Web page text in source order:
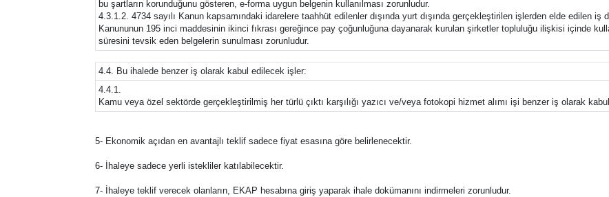
bu şartların korunduğunu gösteren, e-forma uygun belgenin kullanılması zorunludur.
4.3.1.2. 4734 sayılı Kanun kapsamındaki idarelere taahhüt edilenler dışında yurt dışında gerçekleştirilen işlerden elde edilen
Kanununun 195 inci maddesinin ikinci fıkrası gereğince pay çoğunluğuna dayanarak kurulan şirketler topluluğu ilişkisi içinde
süresini tevsik eden belgelerin sunulması zorunludur.
4.4. Bu ihalede benzer iş olarak kabul edilecek işler:
4.4.1.
Kamu veya özel sektörde gerçekleştirilmiş her türlü çıktı karşılığı yazıcı ve/veya fotokopi hizmet alımı işi benzer iş olarak
5- Ekonomik açıdan en avantajlı teklif sadece fiyat esasına göre belirlenecektir.
6- İhaleye sadece yerli istekliler katılabilecektir.
7- İhaleye teklif verecek olanların, EKAP hesabına giriş yaparak ihale dokümanını indirmeleri zorunludur.